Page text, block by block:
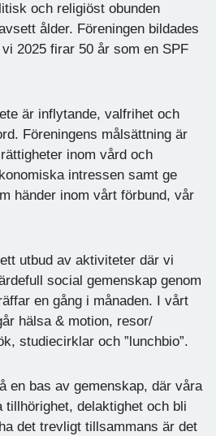
och religiöst obunden
ålder. Föreningen bildades
2025 firar 50 år som en SPF
är inflytande, valfrihet och
Föreningens målsättning är
inom vård och
intressen samt ge
händer inom vårt förbund, vår
utbud av aktiviteter där vi
social gemenskap genom
en gång i månaden. I vårt
hälsa & motion, resor/
studiecirklar och ”lunchbio”.
en bas av gemenskap, där våra
tillhörighet, delaktighet och bli
det trevligt tillsammans är det